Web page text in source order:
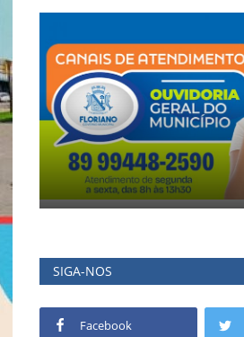
SIGA-NOS
Facebook